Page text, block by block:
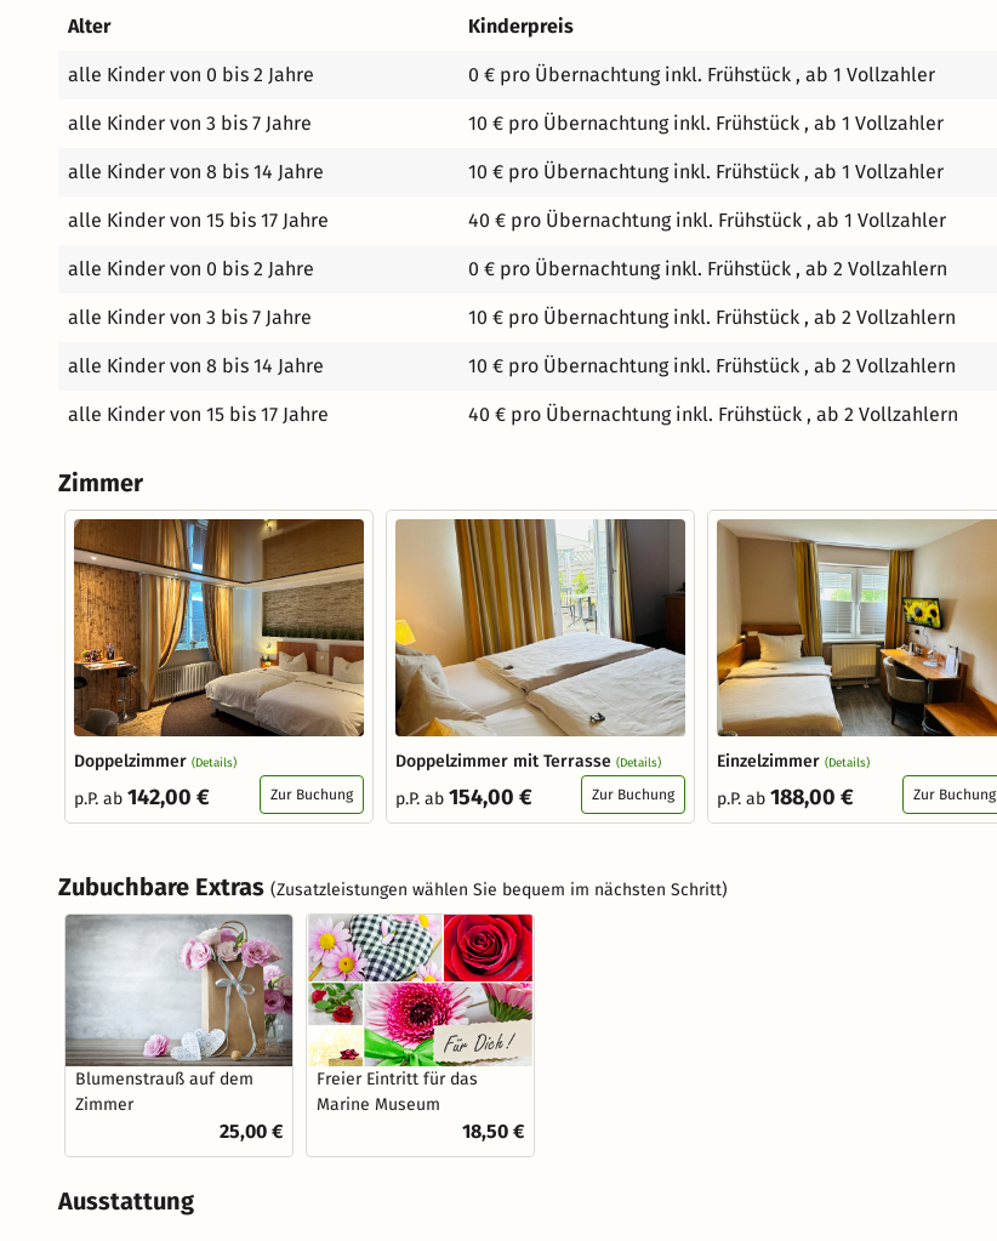
guten Preis-Leistungs Verhältnis! ansteuern - anlegen - locker machen! - also schauen Sie schon ganz bald vorbei!
Wir freuen uns auf Sie! Ana & Michael und die Tauwerk Crew
Alter
Kinderpreis
alle Kinder von 0 bis 2 Jahre 0 € pro Übernachtung inkl. Frühstück , ab 1 Vollzahler
alle Kinder von 3 bis 7 Jahre 10 € pro Übernachtung inkl. Frühstück , ab 1 Vollzahler
alle Kinder von 8 bis 14 Jahre 10 € pro Übernachtung inkl. Frühstück , ab 1 Vollzahler
alle Kinder von 15 bis 17 Jahre 40 € pro Übernachtung inkl. Frühstück , ab 1 Vollzahler
alle Kinder von 0 bis 2 Jahre 0 € pro Übernachtung inkl. Frühstück , ab 2 Vollzahlern
alle Kinder von 3 bis 7 Jahre 10 € pro Übernachtung inkl. Frühstück , ab 2 Vollzahlern
alle Kinder von 8 bis 14 Jahre 10 € pro Übernachtung inkl. Frühstück , ab 2 Vollzahlern
alle Kinder von 15 bis 17 Jahre 40 € pro Übernachtung inkl. Frühstück , ab 2 Vollzahlern
Zimmer
Doppelzimmer (Details)
p.P. ab 142,00 € Zur Buchung
Doppelzimmer mit Terrasse (Details)
p.P. ab 154,00 € Zur Buchung
Einzelzimmer (Details)
p.P. ab 188,00 € Zur Buchung
Zubuchbare Extras (Zusatzleistungen wählen Sie bequem im nächsten Schritt)
Blumenstrauß auf dem
Zimmer
25,00 €
Freier Eintritt für das
Marine Museum
18,50 €
Ausstattung